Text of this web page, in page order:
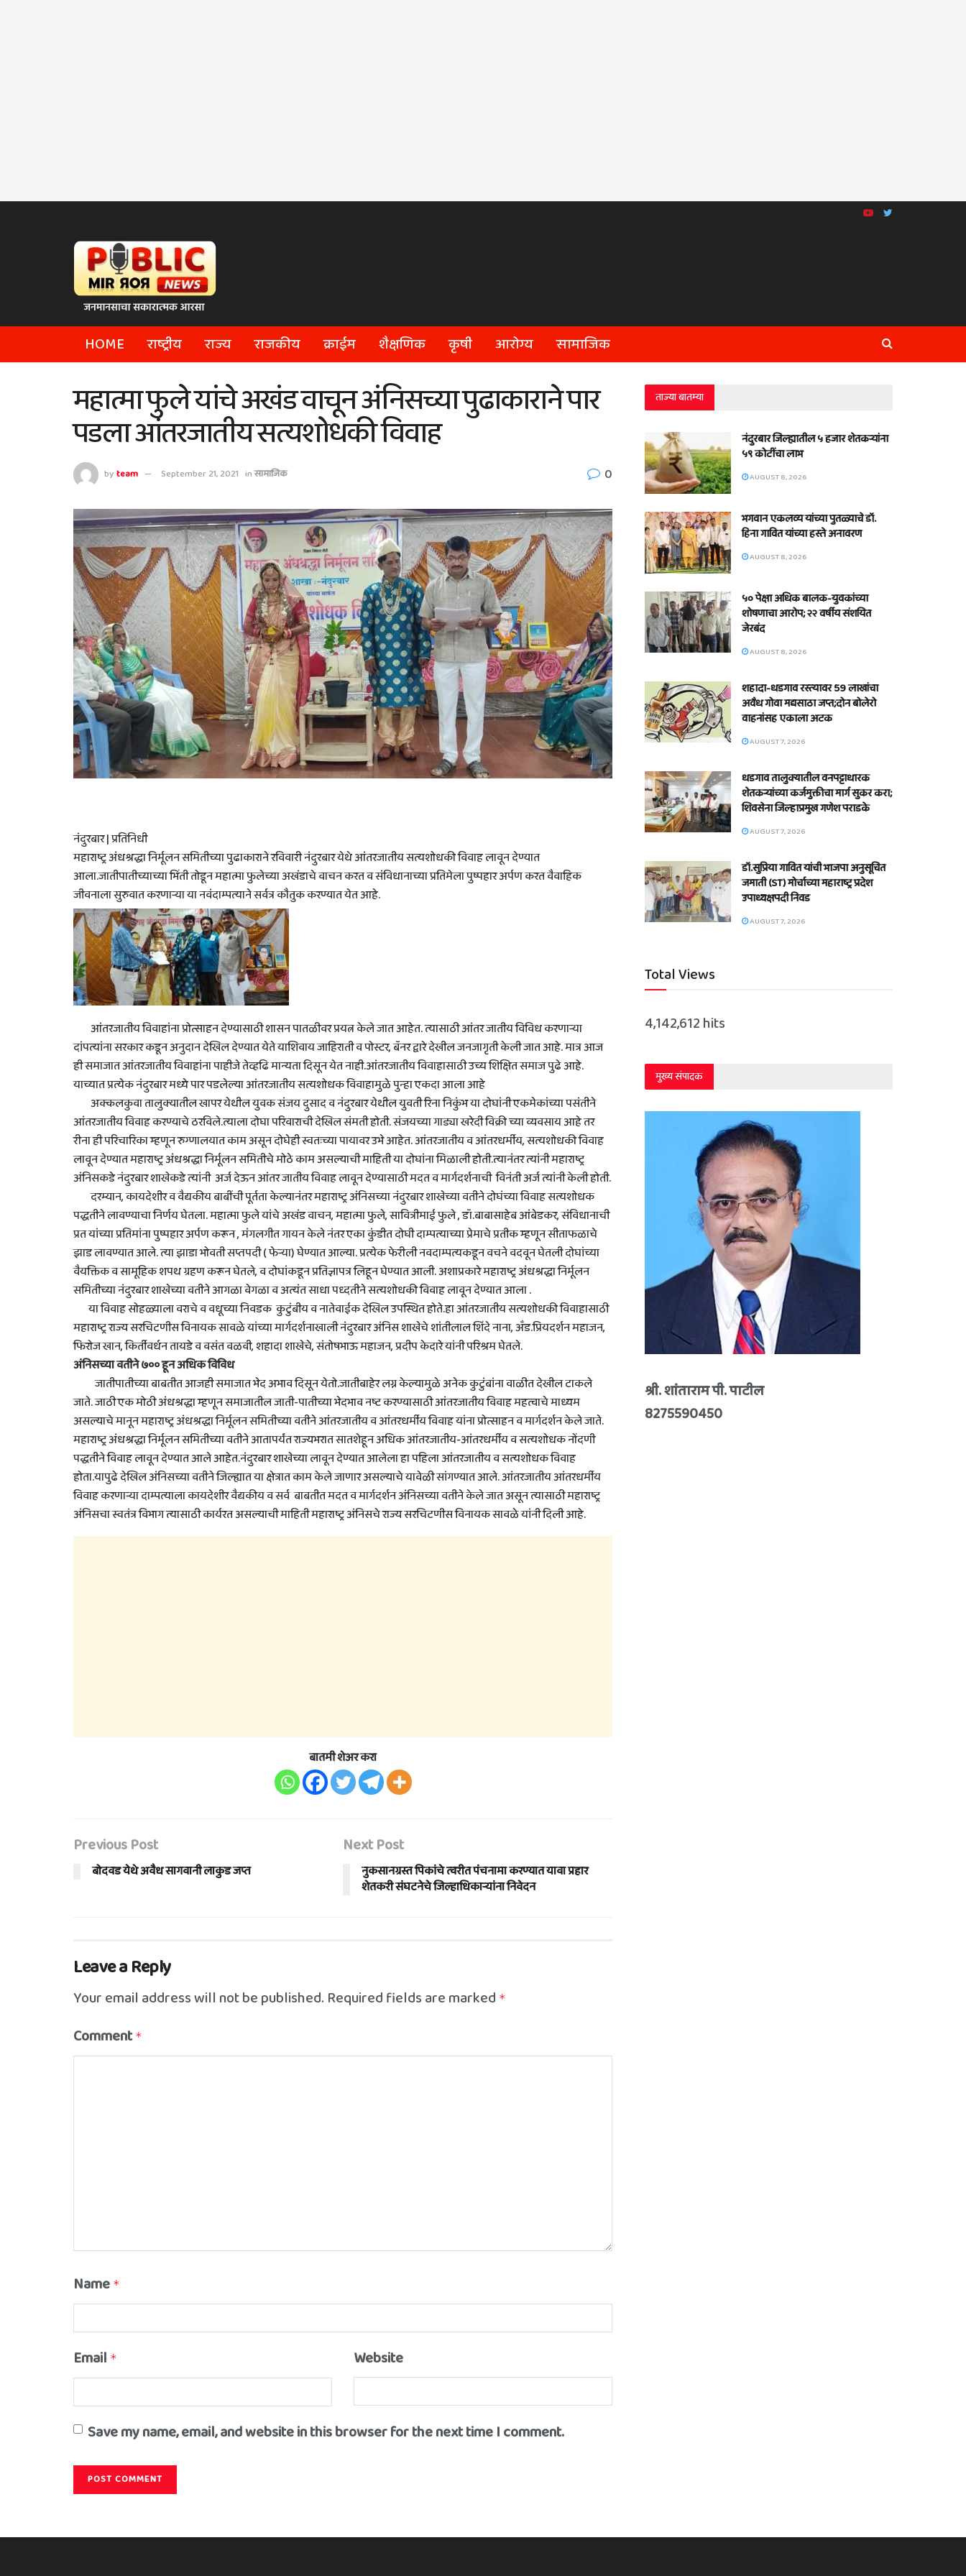
HOME राष्ट्रीय राज्य राजकीय क्राईम शैक्षणिक कृषी आरोग्य सामाजिक
महात्मा फुले यांचे अखंड वाचून अंनिसच्या पुढाकाराने पार
पडला आंतरजातीय सत्यशोधकी विवाह
byteam September 21, 2021 inसामाजिक 0
नंदुरबार | प्रतिनिधी
महाराष्ट्र अंधश्रद्धा निर्मूलन समितीच्या पुढाकाराने रविवारी नंदुरबार येथे आंतरजातीय सत्यशोधकी विवाह लावून देण्यात
आला.जातीपातीच्याच्या भिंती तोडून महात्मा फुलेच्या अखंडाचे वाचन करत व संविधानाच्या प्रतिमेला पुष्पहार अर्पण करत वैवाहिक
जीवनाला सुरुवात करणाऱ्या या नवंदाम्पत्याने सर्वत्र कौतुक करण्यात येत आहे.
आंतरजातीय विवाहांना प्रोत्साहन देण्यासाठी शासन पातळीवर प्रयत्न केले जात आहेत. त्यासाठी आंतर जातीय विविध करणाऱ्या
दांपत्यांना सरकार कडून अनुदान देखिल देण्यात येते याशिवाय जाहिराती व पोस्टर, बॅनर द्वारे देखील जनजागृती केली जात आहे. मात्र आज
ही समाजात आंतरजातीय विवाहांना पाहीजे तेव्हढि मान्यता दिसून येत नाही.आंतरजातीय विवाहासाठी उच्य शिक्षित समाज पुढे आहे.
याच्यात प्रत्येक नंदुरबार मध्ये पार पडलेल्या आंतरजातीय सत्यशोधक विवाहामुळे पुन्हा एकदा आला आहे
अक्कलकुवा तालुक्यातील खापर येथील युवक संजय दुसाद व नंदुरबार येथील युवती रिना निकुंभ या दोघांनी एकमेकांच्या पसंतीने
आंतरजातीय विवाह करण्याचे ठरविले.त्याला दोघा परिवाराची देखिल संमती होती. संजयच्या गाड्या खरेदी विक्री च्या व्यवसाय आहे तर
रीना ही परिचारिका म्हणून रुग्णालयात काम असून दोघेही स्वतःच्या पायावर उभे आहेत. आंतरजातीय व आंतरधर्मीय, सत्यशोधकी विवाह
लावून देण्यात महाराष्ट्र अंधश्रद्धा निर्मूलन समितीचे मोठे काम असल्याची माहिती या दोघांना मिळाली होती.त्यानंतर त्यांनी महाराष्ट्र
अंनिसकडे नंदुरबार शाखेकडे त्यांनी अर्ज देऊन आंतर जातीय विवाह लावून देण्यासाठी मदत व मार्गदर्शनाची विनंती अर्ज त्यांनी केली होती.
दरम्यान, कायदेशीर व वैद्यकीय बाबींची पूर्तता केल्यानंतर महाराष्ट्र अंनिसच्या नंदुरबार शाखेच्या वतीने दोघंच्या विवाह सत्यशोधक
पद्धतीने लावण्याचा निर्णय घेतला. महात्मा फुले यांचे अखंड वाचन, महात्मा फुले, सावित्रीमाई फुले , डॉ.बाबासाहेब आंबेडकर, संविधानाची
प्रत यांच्या प्रतिमांना पुष्पहार अर्पण करून , मंगलगीत गायन केले नंतर एका कुंडीत दोघी दाम्पत्याच्या प्रेमाचे प्रतीक म्हणून सीताफळाचे
झाड लावण्यात आले. त्या झाडा भोवती सप्तपदी ( फेऱ्या) घेण्यात आल्या. प्रत्येक फेरीली नवदाम्पत्यकडून वचने वदवून घेतली दोघांच्या
वैयक्तिक व सामूहिक शपथ ग्रहण करून घेतले, व दोघांकडून प्रतिज्ञापत्र लिहून घेण्यात आली. अशाप्रकारे महाराष्ट्र अंधश्रद्धा निर्मूलन
समितीच्या नंदुरबार शाखेच्या वतीने आगळा वेगळा व अत्यंत साधा पध्दतीने सत्यशोधकी विवाह लावून देण्यात आला .
या विवाह सोहळ्याला वराचे व वधूच्या निवडक कुटुंबीय व नातेवाईक देखिल उपस्थित होते.हा आंतरजातीय सत्यशोधकी विवाहासाठी
महाराष्ट्र राज्य सरचिटणीस विनायक सावळे यांच्या मार्गदर्शनाखाली नंदुरबार अंनिस शाखेचे शांतीलाल शिंदे नाना, अँड.प्रियदर्शन महाजन,
फिरोज खान, किर्तीवर्धन तायडे व वसंत वळवी, शहादा शाखेचे, संतोषभाऊ महाजन, प्रदीप केदारे यांनी परिश्रम घेतले.
अंनिसच्या वतीने ७०० हून अधिक विविध
जातीपातीच्या बाबतीत आजही समाजात भेद अभाव दिसून येतो.जातीबाहेर लग्न केल्यामुळे अनेक कुटुंबांना वाळीत देखील टाकले
जाते. जाठी एक मोठी अंधश्रद्धा म्हणून समाजातील जाती-पातीच्या भेदभाव नष्ट करण्यासाठी आंतरजातीय विवाह महत्वाचे माध्यम
असल्याचे मानून महाराष्ट्र अंधश्रद्धा निर्मूलन समितीच्या वतीने आंतरजातीय व आंतरधर्मीय विवाह यांना प्रोत्साहन व मार्गदर्शन केले जाते.
महाराष्ट्र अंधश्रद्धा निर्मूलन समितीच्या वतीने आतापर्यंत राज्यभरात सातशेहून अधिक आंतरजातीय-आंतरधर्मीय व सत्यशोधक नोंदणी
पद्धतीने विवाह लावून देण्यात आले आहेत.नंदुरबार शाखेच्या लावून देण्यात आलेला हा पहिला आंतरजातीय व सत्यशोधक विवाह
होता.यापुढे देखिल अंनिसच्या वतीने जिल्ह्यात या क्षेत्रात काम केले जाणार असल्याचे यावेळी सांगण्यात आले. आंतरजातीय आंतरधर्मीय
विवाह करणाऱ्या दाम्पत्याला कायदेशीर वैद्यकीय व सर्व बाबतीत मदत व मार्गदर्शन अंनिसच्या वतीने केले जात असून त्यासाठी महाराष्ट्र
अंनिसचा स्वतंत्र विभाग त्यासाठी कार्यरत असल्याची माहिती महाराष्ट्र अंनिसचे राज्य सरचिटणीस विनायक सावळे यांनी दिली आहे.
बातमी शेअर करा
Previous Post
बोदवड येथे अवैध सागवानी लाकुड जप्त
Next Post
नुकसानग्रस्त पिकांचे त्वरीत पंचनामा करण्यात यावा प्रहार
शेतकरी संघटनेचे जिल्हाधिकार्‍यांना निवेदन
Leave a Reply
Your email address will not be published. Required fields are marked *
Comment *
Name *
Email * Website
Save my name, email, and website in this browser for the next time I comment.
ताज्या बातम्या
नंदुरबार जिल्ह्यातील ५ हजार शेतकऱ्यांना
५९ कोटींचा लाभ
AUGUST 8, 2026
भगवान एकलव्य यांच्या पुतळ्याचे डॉ.
हिना गावित यांच्या हस्ते अनावरण
AUGUST 8, 2026
५० पेक्षा अधिक बालक-युवकांच्या
शोषणाचा आरोप; २२ वर्षीय संशयित
जेरबंद
AUGUST 8, 2026
शहादा-धडगाव रस्त्यावर 59 लाखांचा
अवैध गोवा मद्यसाठा जप्त;दोन बोलेरो
वाहनांसह एकाला अटक
AUGUST 7, 2026
धडगाव तालुक्यातील वनपट्टाधारक
शेतकऱ्यांच्या कर्जमुक्तीचा मार्ग सुकर करा;
शिवसेना जिल्हाप्रमुख गणेश पराडके
AUGUST 7, 2026
डॉ.सुप्रिया गावित यांची भाजपा अनुसूचित
जमाती (ST) मोर्चाच्या महाराष्ट्र प्रदेश
उपाध्यक्षपदी निवड
AUGUST 7, 2026
Total Views
4,142,612 hits
मुख्य संपादक
श्री. शांताराम पी. पाटील
8275590450